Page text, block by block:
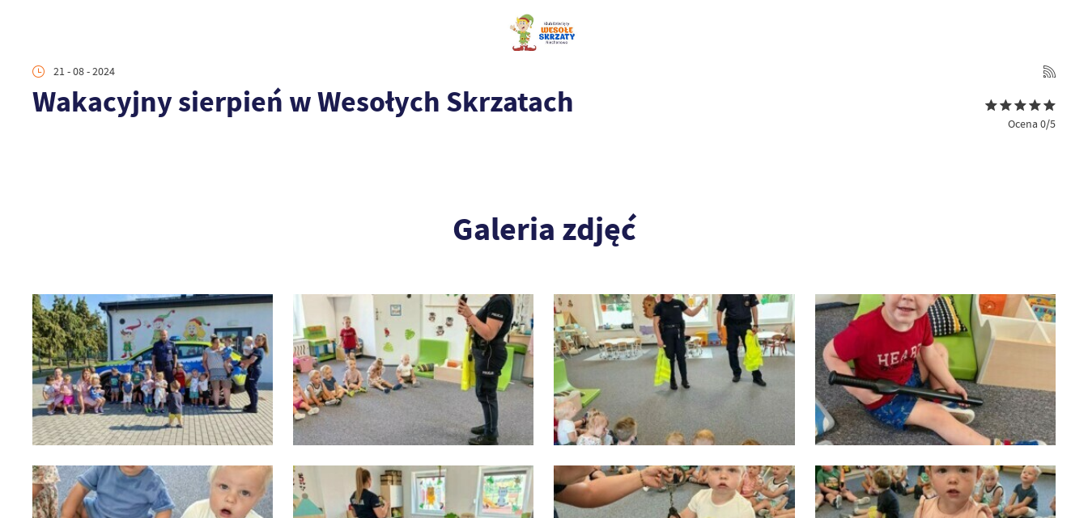
21 - 08 - 2024
Wakacyjny sierpień w Wesołych Skrzatach
Ocena 0/5
Galeria zdjęć